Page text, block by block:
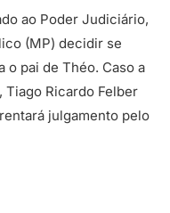
ao Poder Judiciário,
(MP) decidir se
pai de Théo. Caso a
Ricardo Felber
julgamento pelo